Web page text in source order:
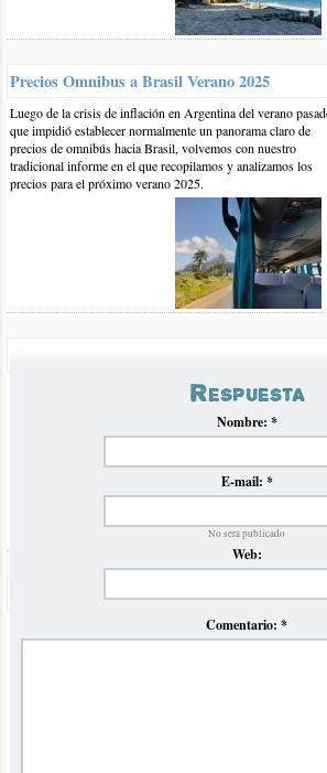
Hola Luciana, Según los portales de Ilha
normal ahora, incluso en Bananal que fue
infraestructura turística de la isla la situación
De todos modos te recomiendo que leas el
sobre el tema ya que hay zonas de la isla
consideradas de riesgo:
https://www.brasilplayas.com/blog/viajes-
Saludos
Respuesta
Nombre: *
E-mail: *
No será publicado
Web:
Comentario: *
Precios Omnibus a Brasil Verano 2025
Luego de la crisis de inflación en Argentina del verano
que impidió establecer normalmente un panorama claro de
precios de omnibús hacia Brasil, volvemos con nuestro
tradicional informe en el que recopilamos y analizamos los
precios para el próximo verano 2025.
Volvemos luego de la pandemia con nuestro tradicional
informe comparativo de precios y horarios de ómnibus para el
Odisea de San Pablo a Buenos Aires en
Viajamos desde San Pablo a Buenos Aires en ómnibus con la
empresa JBL y se los contamos con una super crónica